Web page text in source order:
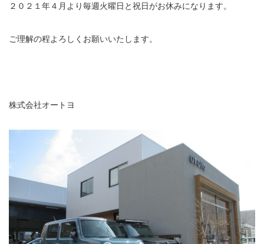
２０２１年４月より毎週火曜日と祝日がお休みになります。
ご理解の程よろしくお願いいたします。
株式会社オートヨ